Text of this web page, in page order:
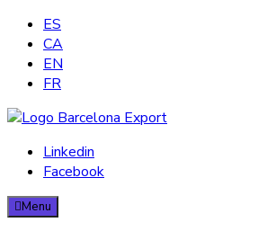
ES
CA
EN
FR
Barcelona Export – Consultoria
internationalisation consulting, and
Linkedin
Facebook
Menu